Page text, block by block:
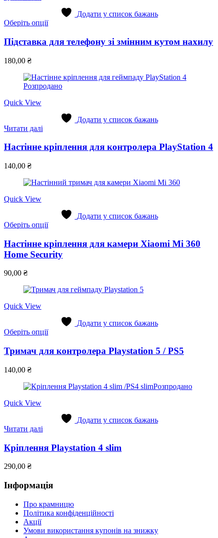
товару
Додати у список бажань
Оберіть опціїЦей
має
кілька
можна
вибрати
на
Підставка для телефону зі змінним кутом нахилу
180,00 ₴
Розпродано
Quick View
Додати у список бажань
Читати далі
Настінне кріплення для контролера PlayStation 4
140,00 ₴
Quick View
Додати у список бажань
Оберіть опціїЦей
має
кілька
варіантів.
на
Настінне кріплення для камери Xiaomi Mi 360
Home Security
90,00 ₴
Quick View
Додати у список бажань
Оберіть опціїЦей
має
кілька
можна
вибрати
товару
Тримач для контролера Playstation 5 / PS5
140,00 ₴
Розпродано
Quick View
Додати у список бажань
Читати далі
Кріплення Playstation 4 slim
290,00 ₴
Інформація
Про крамницю
Політика конфіденційності
Акції
Умови використання купонів на знижку